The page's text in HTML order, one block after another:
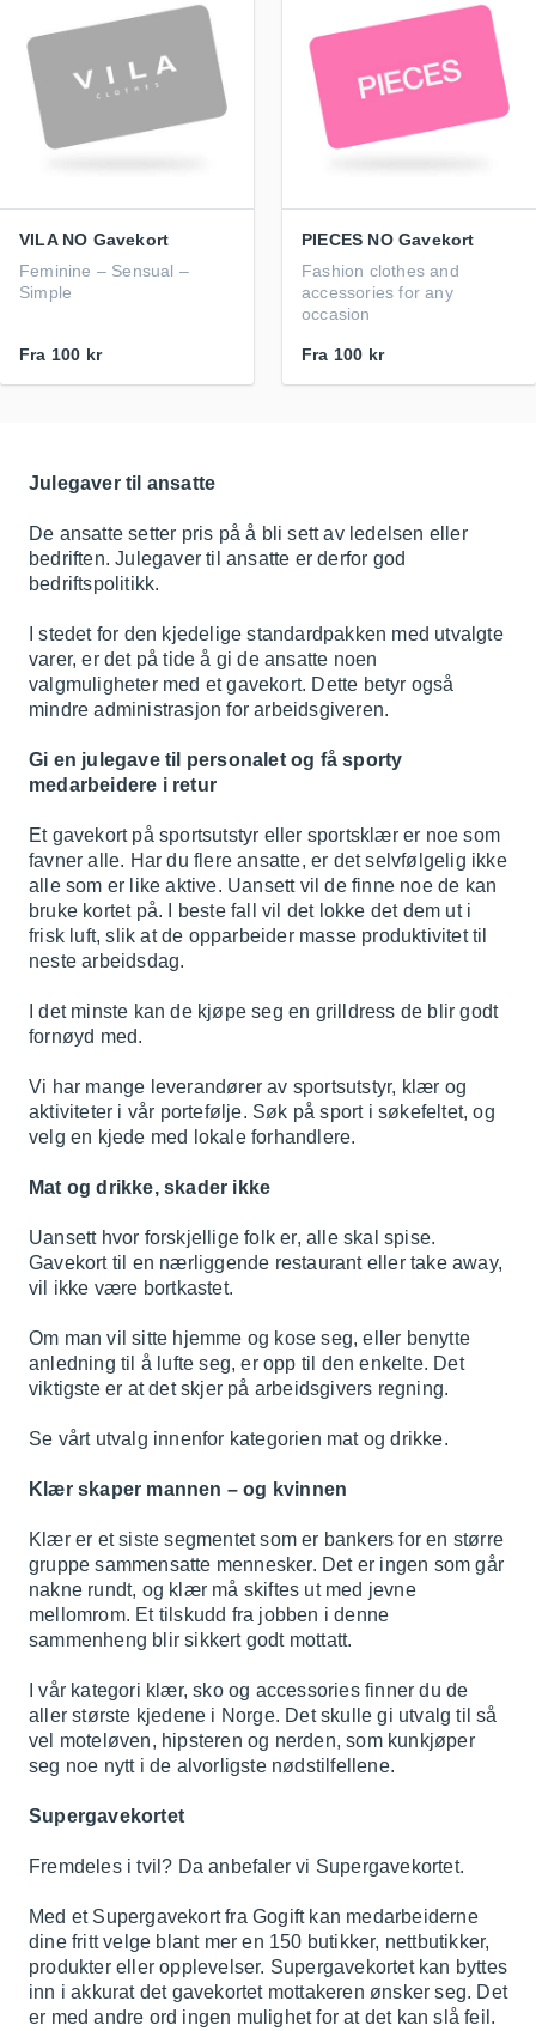
VILA NO Gavekort
Feminine – Sensual –
Simple
Fra 100 kr
PIECES NO Gavekort
Fashion clothes and
accessories for any
occasion
Fra 100 kr
Julegaver til ansatte
De ansatte setter pris på å bli sett av ledelsen eller
bedriften. Julegaver til ansatte er derfor god
bedriftspolitikk.
I stedet for den kjedelige standardpakken med utvalgte
varer, er det på tide å gi de ansatte noen
valgmuligheter med et gavekort. Dette betyr også
mindre administrasjon for arbeidsgiveren.
Gi en julegave til personalet og få sporty
medarbeidere i retur
Et gavekort på sportsutstyr eller sportsklær er noe som
favner alle. Har du flere ansatte, er det selvfølgelig ikke
alle som er like aktive. Uansett vil de finne noe de kan
bruke kortet på. I beste fall vil det lokke det dem ut i
frisk luft, slik at de opparbeider masse produktivitet til
neste arbeidsdag.
I det minste kan de kjøpe seg en grilldress de blir godt
fornøyd med.
Vi har mange leverandører av sportsutstyr, klær og
aktiviteter i vår portefølje. Søk på sport i søkefeltet, og
velg en kjede med lokale forhandlere.
Mat og drikke, skader ikke
Uansett hvor forskjellige folk er, alle skal spise.
Gavekort til en nærliggende restaurant eller take away,
vil ikke være bortkastet.
Om man vil sitte hjemme og kose seg, eller benytte
anledning til å lufte seg, er opp til den enkelte. Det
viktigste er at det skjer på arbeidsgivers regning.
Se vårt utvalg innenfor kategorien mat og drikke.
Klær skaper mannen – og kvinnen
Klær er et siste segmentet som er bankers for en større
gruppe sammensatte mennesker. Det er ingen som går
nakne rundt, og klær må skiftes ut med jevne
mellomrom. Et tilskudd fra jobben i denne
sammenheng blir sikkert godt mottatt.
I vår kategori klær, sko og accessories finner du de
aller største kjedene i Norge. Det skulle gi utvalg til så
vel moteløven, hipsteren og nerden, som kunkjøper
seg noe nytt i de alvorligste nødstilfellene.
Supergavekortet
Fremdeles i tvil? Da anbefaler vi Supergavekortet.
Med et Supergavekort fra Gogiftkan medarbeiderne
dine fritt velge blant mer en 150 butikker, nettbutikker,
produkter eller opplevelser. Supergavekortet kan byttes
inn i akkurat det gavekortet mottakeren ønsker seg. Det
er med andre ord ingen mulighet for at det kan slå feil.